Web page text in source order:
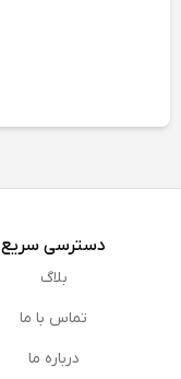
دسترسی سریع
بلاگ
تماس با ما
درباره ما